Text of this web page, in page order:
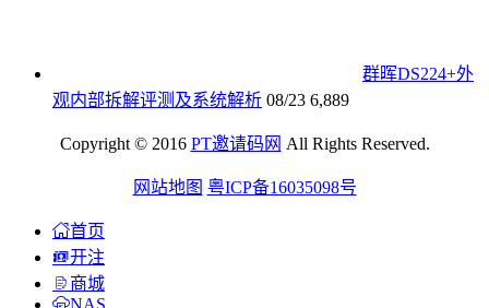
群晖DS224+外
观内部拆解评测及系统解析 08/23 6,889
Copyright © 2016 PT邀请码网 All Rights Reserved.
网站地图 粤ICP备16035098号
首页
开注
商城